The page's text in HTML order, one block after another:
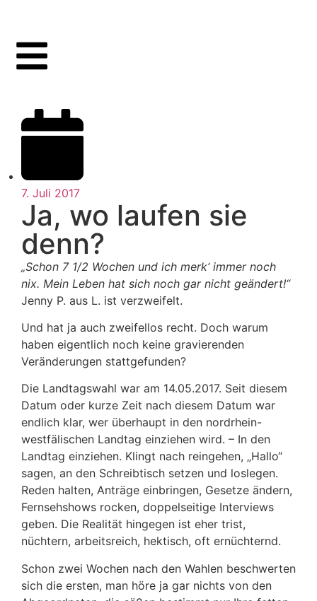
7. Juli 2017
Ja, wo laufen sie
denn?
„Schon 7 1/2 Wochen und ich merk‘ immer noch
nix. Mein Leben hat sich noch gar nicht geändert!“
Jenny P. aus L. ist verzweifelt.
Und hat ja auch zweifellos recht. Doch warum
haben eigentlich noch keine gravierenden
Veränderungen stattgefunden?
Die Landtagswahl war am 14.05.2017. Seit diesem
Datum oder kurze Zeit nach diesem Datum war
endlich klar, wer überhaupt in den nordrhein-
westfälischen Landtag einziehen wird. – In den
Landtag einziehen. Klingt nach reingehen, „Hallo“
sagen, an den Schreibtisch setzen und loslegen.
Reden halten, Anträge einbringen, Gesetze ändern,
Fernsehshows rocken, doppelseitige Interviews
geben. Die Realität hingegen ist eher trist,
nüchtern, arbeitsreich, hektisch, oft ernüchternd.
Schon zwei Wochen nach den Wahlen beschwerten
sich die ersten, man höre ja gar nichts von den